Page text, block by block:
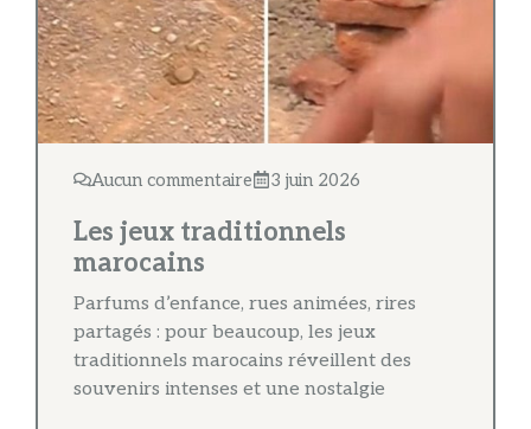
Aucun commentaire 3 juin 2026
Les jeux traditionnels
marocains
Parfums d’enfance, rues animées, rires
partagés : pour beaucoup, les jeux
traditionnels marocains réveillent des
souvenirs intenses et une nostalgie